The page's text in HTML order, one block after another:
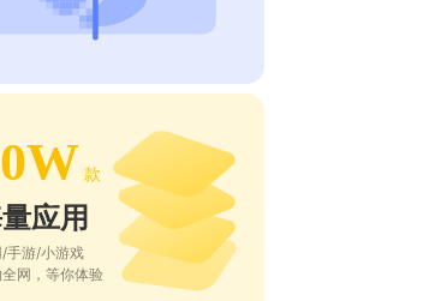
款
应用
/手游/小游戏
网，等你体验